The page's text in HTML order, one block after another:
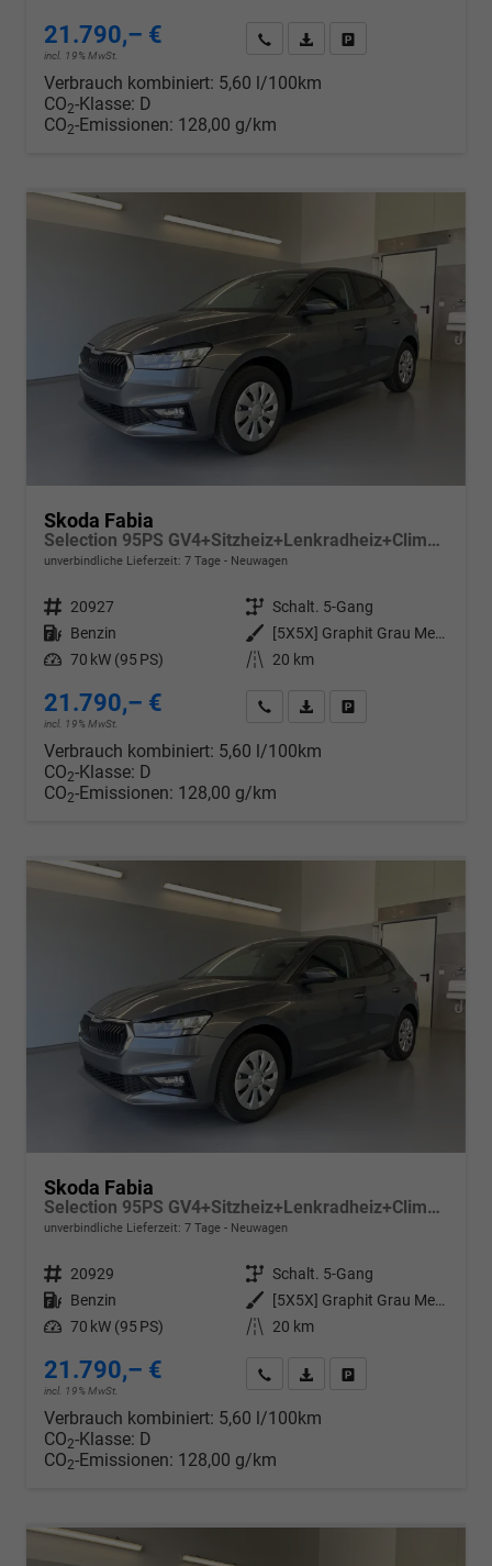
21.790,– €
incl. 19% MwSt.
Wir rufen Sie anPDF-Datei, Fahrzeugexposé
Verbrauch kombiniert: 5,60 l/100km
CO2-Klasse: D
CO2-Emissionen: 128,00 g/km
Skoda Fabia
Selection 95PS GV4+Sitzheiz+Lenkradheiz+Climatronic+Sunset+AppConnect+PDC
unverbindliche Lieferzeit: 7 Tage Neuwagen
Fahrzeugnr. 20927 Getriebe Schalt. 5-Gang
Kraftstoff Benzin Außenfarbe
[5X5X] Graphit Grau Metallic
Leistung 70 kW (95 PS) Kilometerstand 20 km
21.790,– €
incl. 19% MwSt.
Wir rufen Sie anPDF-Datei, Fahrzeugexposé
Verbrauch kombiniert: 5,60 l/100km
CO2-Klasse: D
CO2-Emissionen: 128,00 g/km
Skoda Fabia
Selection 95PS GV4+Sitzheiz+Lenkradheiz+Climatronic+Sunset+AppConnect+PDC
unverbindliche Lieferzeit: 7 Tage Neuwagen
Fahrzeugnr. 20929 Getriebe Schalt. 5-Gang
Kraftstoff Benzin Außenfarbe
[5X5X] Graphit Grau Metallic
Leistung 70 kW (95 PS) Kilometerstand 20 km
21.790,– €
incl. 19% MwSt.
Wir rufen Sie anPDF-Datei, Fahrzeugexposé
Verbrauch kombiniert: 5,60 l/100km
CO2-Klasse: D
CO2-Emissionen: 128,00 g/km